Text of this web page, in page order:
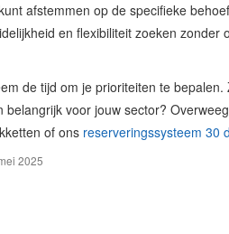
afstemmen op de specifieke
en flexibiliteit zoeken zonder
de tijd om je prioriteiten te
belangrijk voor jouw sector?
of ons reserveringssysteem 30
2025